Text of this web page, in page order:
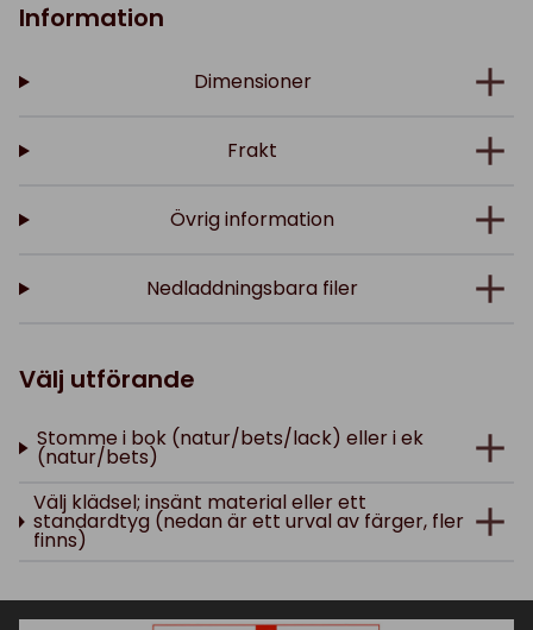
Information
Dimensioner
Frakt
Övrig information
Nedladdningsbara filer
Välj utförande
Stomme i bok (natur/bets/lack) eller i ek
(natur/bets)
Välj klädsel; insänt material eller ett
standardtyg (nedan är ett urval av färger, fler
finns)